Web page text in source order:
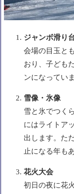
ジャンボ滑り
会場の目玉と
おり、子ども
ンになってい
雪像・氷像
雪と氷でつく
にはライトア
出します。ただ
止になる年も
花火大会
初日の夜に花